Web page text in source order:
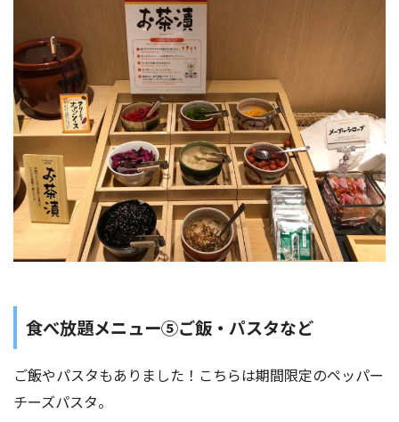
食べ放題メニュー⑤ご飯・パスタなど
ご飯やパスタもありました！こちらは期間限定のペッパー
チーズパスタ。